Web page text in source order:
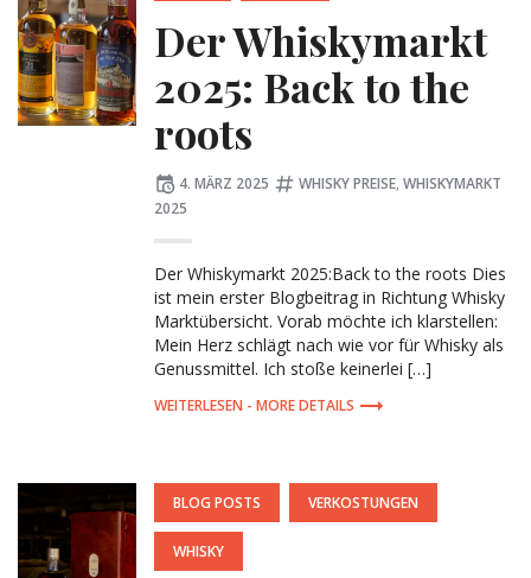
Der Whiskymarkt
2025: Back to the
roots
Posted
on
4. MÄRZ 2025 Tagged:
WHISKY PREISE, WHISKYMARKT
2025
Der Whiskymarkt 2025:Back to the roots Dies
ist mein erster Blogbeitrag in Richtung Whisky
Marktübersicht. Vorab möchte ich klarstellen:
Mein Herz schlägt nach wie vor für Whisky als
Genussmittel. Ich stoße keinerlei […]
MORE DETAILS
POSTED
BLOG POSTS VERKOSTUNGEN
WHISKY